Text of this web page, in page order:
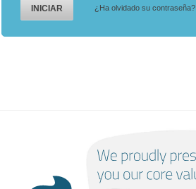
¿Ha olvidado su contraseña?